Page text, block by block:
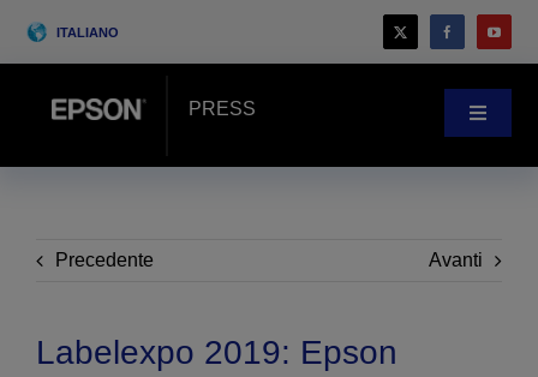
ITALIANO
PRESS
Toggle
Case history
Precedente Avanti
Labelexpo 2019: Epson